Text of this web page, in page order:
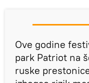
Ove godine
park Patriot na
ruske